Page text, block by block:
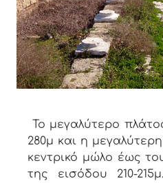
Το μεγαλύτερο
280μ και η
κεντρικό μώλο έως
της εισόδου 210-